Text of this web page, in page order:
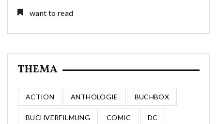
want to read
THEMA
ACTION ANTHOLOGIE BUCHBOX
BUCHVERFILMUNG COMIC DC